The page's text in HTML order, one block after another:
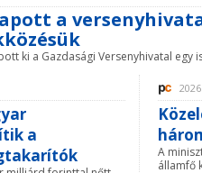
a
ki a Gazdasági Versenyhivatal egy
a
A
államfő